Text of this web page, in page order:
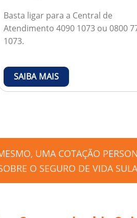
Basta ligar para a Central de
Atendimento 4090 1073 ou 0800
1073.
SAIBA MAIS
UMA COTAÇÃO
O SEGURO DE VIDA